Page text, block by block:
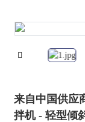
来自中国供应
拌机 - 轻型倾